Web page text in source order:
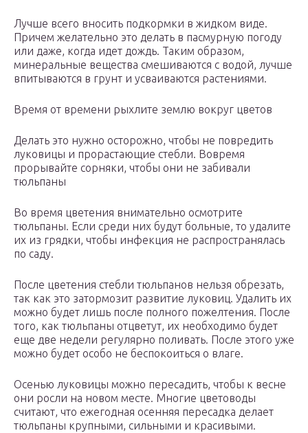
Лучше всего вносить подкормки в жидком виде.
Причем желательно это делать в пасмурную погоду
или даже, когда идет дождь. Таким образом,
минеральные вещества смешиваются с водой, лучше
впитываются в грунт и усваиваются растениями.
Время от времени рыхлите землю вокруг цветов
Делать это нужно осторожно, чтобы не повредить
луковицы и прорастающие стебли. Вовремя
прорывайте сорняки, чтобы они не забивали
тюльпаны
Во время цветения внимательно осмотрите
тюльпаны. Если среди них будут больные, то удалите
их из грядки, чтобы инфекция не распространялась
по саду.
После цветения стебли тюльпанов нельзя обрезать,
так как это затормозит развитие луковиц. Удалить их
можно будет лишь после полного пожелтения. После
того, как тюльпаны отцветут, их необходимо будет
еще две недели регулярно поливать. После этого уже
можно будет особо не беспокоиться о влаге.
Осенью луковицы можно пересадить, чтобы к весне
они росли на новом месте. Многие цветоводы
считают, что ежегодная осенняя пересадка делает
тюльпаны крупными, сильными и красивыми.